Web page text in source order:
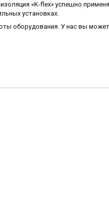
«K-flex» успешно
установках.
оборудования. У нас вы